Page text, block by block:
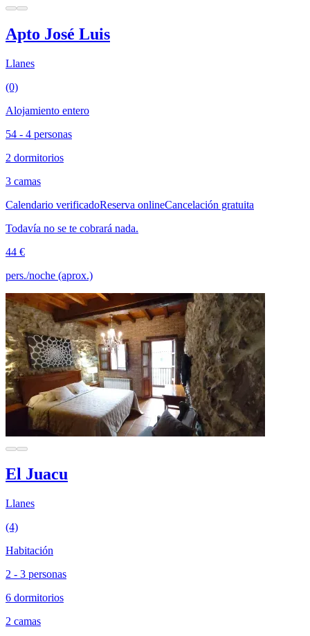
Apto José Luis
Llanes
(0)
Alojamiento entero
54 - 4 personas
2 dormitorios
3 camas
Calendario verificadoReserva onlineCancelación gratuita
Todavía no se te cobrará nada.
44 €
pers./noche (aprox.)
El Juacu
Llanes
(4)
Habitación
2 - 3 personas
6 dormitorios
2 camas